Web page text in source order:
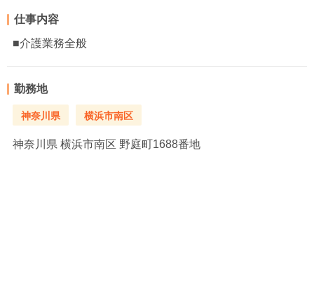
仕事内容
■介護業務全般
勤務地
神奈川県 横浜市南区
神奈川県 横浜市南区 野庭町1688番地